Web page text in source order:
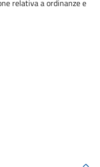
relativa a ordinanze e